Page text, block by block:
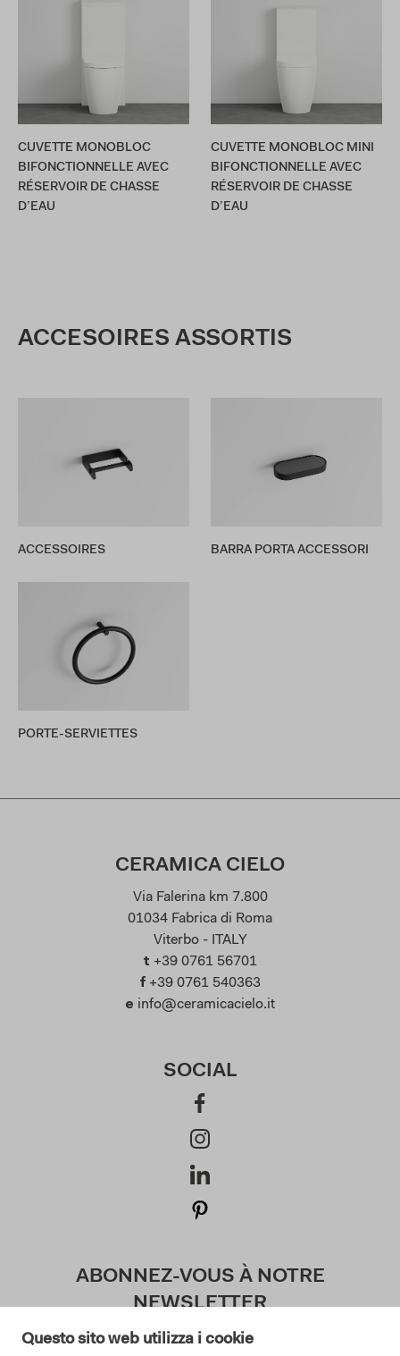
Questo sito web utilizza i cookie
CUVETTE MONOBLOC
BIFONCTIONNELLE AVEC
RÉSERVOIR DE CHASSE
D’EAU
CUVETTE MONOBLOC MINI
BIFONCTIONNELLE AVEC
RÉSERVOIR DE CHASSE
D’EAU
ACCESOIRES ASSORTIS
ACCESSOIRES BARRA PORTA ACCESSORI
PORTE-SERVIETTES
CERAMICA CIELO
Via Falerina km 7.800
01034 Fabrica di Roma
Viterbo - ITALY
t +39 0761 56701
f +39 0761 540363
e info@ceramicacielo.it
SOCIAL
ABONNEZ-VOUS À NOTRE
NEWSLETTER